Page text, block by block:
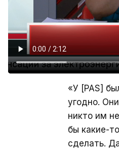
«У [PAS]
угодно.
никто им
бы какие-
сделать.